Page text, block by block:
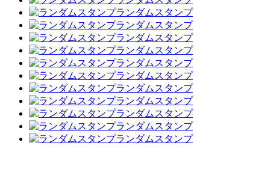
ランダムスタンプ
ランダムスタンプ
ランダムスタンプ
ランダムスタンプ
ランダムスタンプ
ランダムスタンプ
ランダムスタンプ
ランダムスタンプ
ランダムスタンプ
ランダムスタンプ
ランダムスタンプ